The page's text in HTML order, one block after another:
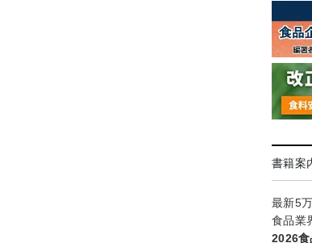
書籍案
最新5
食品業
2026食